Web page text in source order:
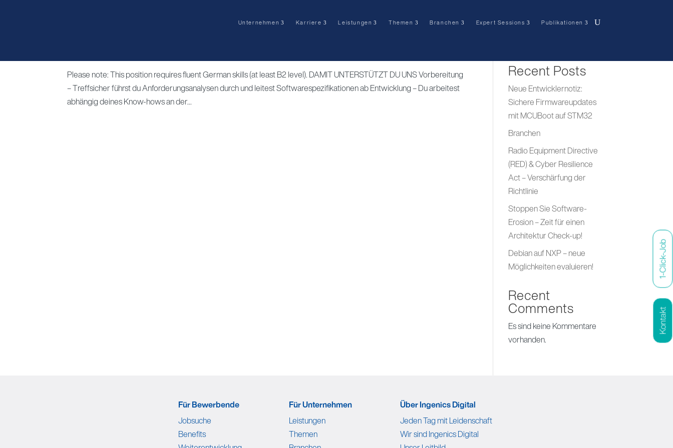
Unternehmen Karriere Leistungen Themen Branchen Expert Sessions Publikationen
Please note: This position requires fluent German skills (at least B2 level). DAMIT UNTERSTÜTZT DU UNS Vorbereitung
– Treffsicher führst du Anforderungsanalysen durch und leitest Softwarespezifikationen ab Entwicklung – Du arbeitest
abhängig deines Know-hows an der...
Recent Posts
Neue Entwicklernotiz:
Sichere Firmwareupdates
mit MCUBoot auf STM32
Branchen
Radio Equipment Directive
(RED) & Cyber Resilience
Act – Verschärfung der
Richtlinie
Stoppen Sie Software-
Erosion – Zeit für einen
Architektur Check-up!
Debian auf NXP – neue
Möglichkeiten evaluieren!
Recent
Comments
Es sind keine Kommentare
vorhanden.
Kontakt
1-Click-Job
Für Bewerbende
Jobsuche
Benefits
Für Unternehmen
Leistungen
Themen
Über Ingenics Digital
Jeden Tag mit Leidenschaft
Wir sind Ingenics Digital